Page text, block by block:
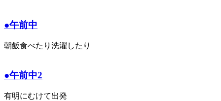
●午前中
朝飯食べたり洗濯したり
●午前中2
有明にむけて出発